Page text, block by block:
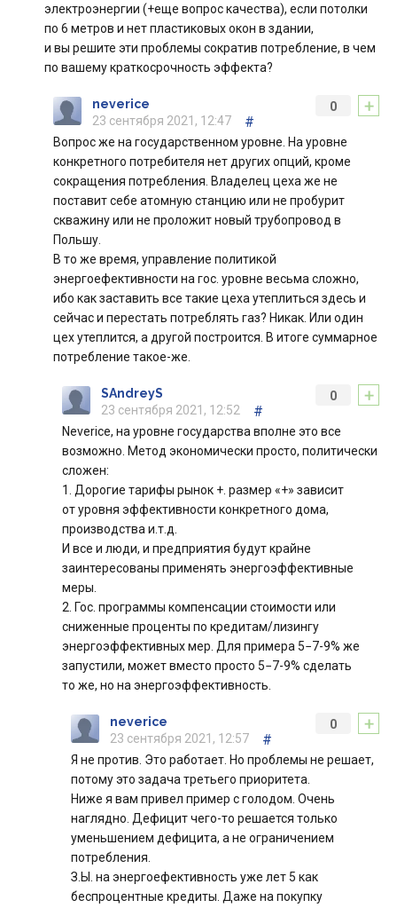
электроэнергии (+еще вопрос качества), если потолки
по 6 метров и нет пластиковых окон в здании,
и вы решите эти проблемы сократив потребление, в чем
по вашему краткосрочность эффекта?
+
0
neverice
23 сентября 2021, 12:47
#
Вопрос же на государственном уровне. На уровне
конкретного потребителя нет других опций, кроме
сокращения потребления. Владелец цеха же не
поставит себе атомную станцию или не пробурит
скважину или не проложит новый трубопровод в
Польшу.
В то же время, управление политикой
энергоефективности на гос. уровне весьма сложно,
ибо как заставить все такие цеха утеплиться здесь и
сейчас и перестать потреблять газ? Никак. Или один
цех утеплится, а другой построится. В итоге суммарное
потребление такое-же.
+
0
SAndreyS
23 сентября 2021, 12:52
#
Neverice, на уровне государства вполне это все
возможно. Метод экономически просто, политически
сложен:
1. Дорогие тарифы рынок +. размер «+» зависит
от уровня эффективности конкретного дома,
производства и.т.д.
И все и люди, и предприятия будут крайне
заинтересованы применять энергоэффективные
меры.
2. Гос. программы компенсации стоимости или
сниженные проценты по кредитам/лизингу
энергоэффективных мер. Для примера 5−7-9% же
запустили, может вместо просто 5−7-9% сделать
то же, но на энергоэффективность.
+
0
neverice
23 сентября 2021, 12:57
#
Я не против. Это работает. Но проблемы не решает,
потому это задача третьего приоритета.
Ниже я вам привел пример с голодом. Очень
наглядно. Дефицит чего-то решается только
уменьшением дефицита, а не ограничением
потребления.
З.Ы. на энергоефективность уже лет 5 как
беспроцентные кредиты. Даже на покупку